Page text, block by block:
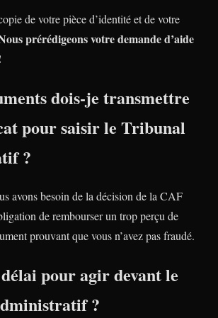
de votre pièce d’identité et de votre
prérédigeons votre demande d’aide
dois-je transmettre
pour saisir le Tribunal
?
avons besoin de la décision de la CAF
de rembourser un trop perçu de
prouvant que vous n’avez pas fraudé.
pour agir devant le
?